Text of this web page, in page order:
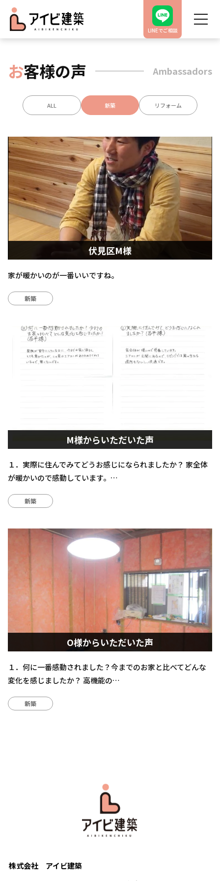
LINEでご相談
お客様の声 Ambassadors
ALL 新築 リフォーム
伏見区M様
家が暖かいのが一番いいですね。
新築
M様からいただいた声
１．実際に住んでみてどうお感じになられましたか？ 家全体
が暖かいので感動しています。…
新築
O様からいただいた声
１．何に一番感動されました？今までのお家と比べてどんな
変化を感じましたか？ 高機能の…
新築
株式会社 アイビ建築